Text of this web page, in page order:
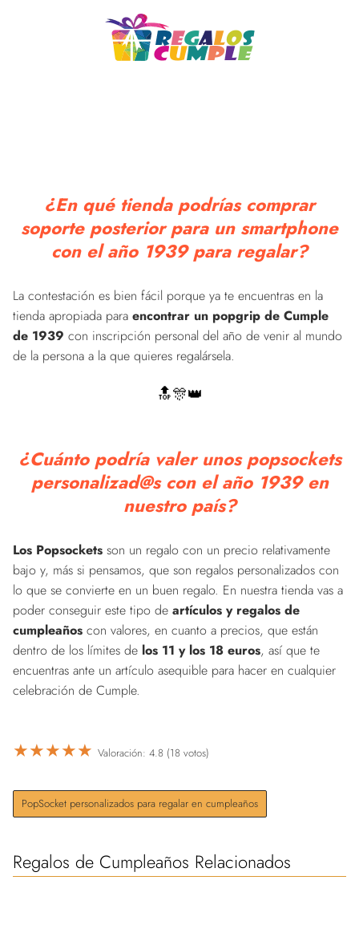
¿En qué tienda podrías comprar
soporte posterior para un smartphone
con el año 1939 para regalar?
La contestación es bien fácil porque ya te encuentras en la
tienda apropiada para encontrar un popgrip de Cumple
de 1939 con inscripción personal del año de venir al mundo
de la persona a la que quieres regalársela.
🔝🎊👑
¿Cuánto podría valer unos popsockets
personalizad@s con el año 1939 en
nuestro país?
Los Popsockets son un regalo con un precio relativamente
bajo y, más si pensamos, que son regalos personalizados con
lo que se convierte en un buen regalo. En nuestra tienda vas a
poder conseguir este tipo de artículos y regalos de
cumpleaños con valores, en cuanto a precios, que están
dentro de los límites de los 11 y los 18 euros, así que te
encuentras ante un artículo asequible para hacer en cualquier
celebración de Cumple.
★★★★★ Valoración: 4.8 (18 votos)
PopSocket personalizados para regalar en cumpleaños
Regalos de Cumpleaños Relacionados